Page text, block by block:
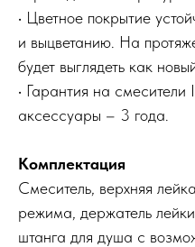
• Цветное покрытие
и выцветанию. На
будет выглядеть как
• Гарантия на
аксессуары – 3 года.
Комплектация
Смеситель, верхняя
режима, держатель
штанга для душа с